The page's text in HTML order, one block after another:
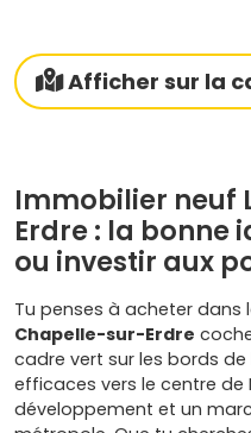
Afficher sur la
Immobilier neuf
Erdre : la bonne
ou investir aux
Tu penses à acheter dans
Chapelle-sur-Erdre
cadre vert sur les bords
efficaces vers le centre de
développement et un